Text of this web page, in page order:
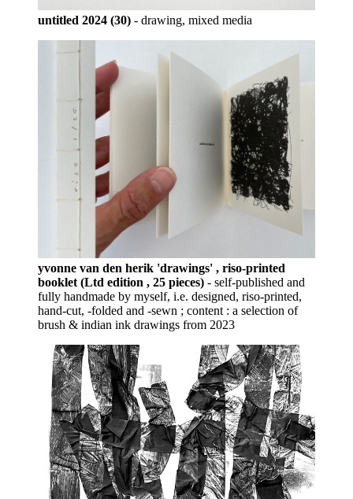
untitled 2024 (30) - drawing, mixed media
yvonne van den herik 'drawings' , riso-printed
booklet (Ltd edition , 25 pieces) - self-published and
fully handmade by myself, i.e. designed, riso-printed,
hand-cut, -folded and -sewn ; content : a selection of
brush & indian ink drawings from 2023